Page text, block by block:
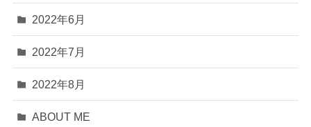
2022年6月
2022年7月
2022年8月
ABOUT ME